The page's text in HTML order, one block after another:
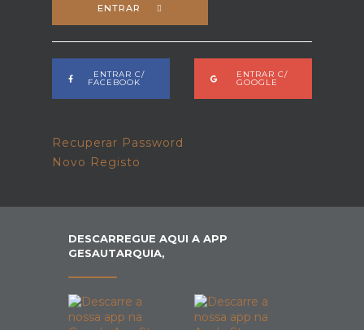
ENTRAR
ENTRAR C/
FACEBOOK
ENTRAR C/
GOOGLE
Recuperar Password
Novo Registo
DESCARREGUE AQUI A APP
GESAUTARQUIA,